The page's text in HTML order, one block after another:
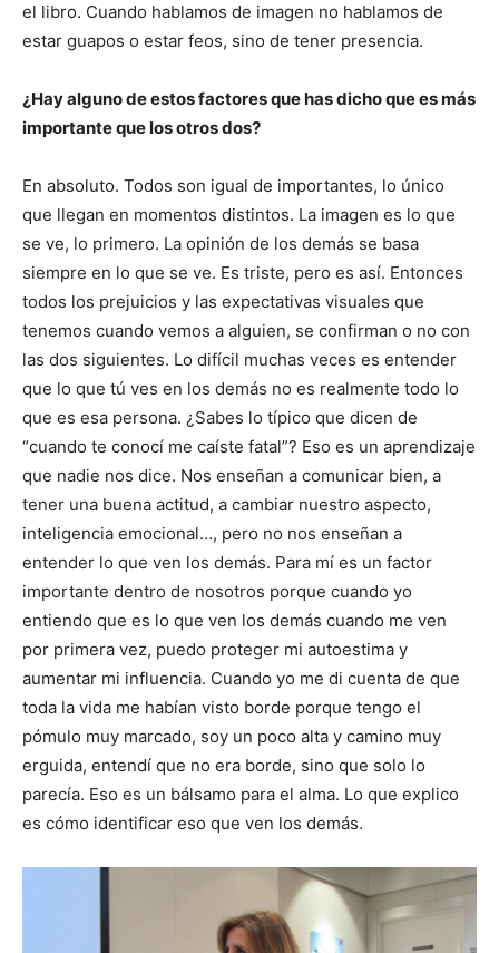
el libro. Cuando hablamos de imagen no hablamos de
estar guapos o estar feos, sino de tener presencia.
¿Hay alguno de estos factores que has dicho que es más
importante que los otros dos?
En absoluto. Todos son igual de importantes, lo único
que llegan en momentos distintos. La imagen es lo que
se ve, lo primero. La opinión de los demás se basa
siempre en lo que se ve. Es triste, pero es así. Entonces
todos los prejuicios y las expectativas visuales que
tenemos cuando vemos a alguien, se confirman o no con
las dos siguientes. Lo difícil muchas veces es entender
que lo que tú ves en los demás no es realmente todo lo
que es esa persona. ¿Sabes lo típico que dicen de
“cuando te conocí me caíste fatal”? Eso es un aprendizaje
que nadie nos dice. Nos enseñan a comunicar bien, a
tener una buena actitud, a cambiar nuestro aspecto,
inteligencia emocional…, pero no nos enseñan a
entender lo que ven los demás. Para mí es un factor
importante dentro de nosotros porque cuando yo
entiendo que es lo que ven los demás cuando me ven
por primera vez, puedo proteger mi autoestima y
aumentar mi influencia. Cuando yo me di cuenta de que
toda la vida me habían visto borde porque tengo el
pómulo muy marcado, soy un poco alta y camino muy
erguida, entendí que no era borde, sino que solo lo
parecía. Eso es un bálsamo para el alma. Lo que explico
es cómo identificar eso que ven los demás.